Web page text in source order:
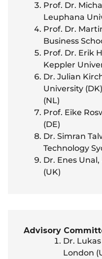
Prof. Dr.
Leuphana
Prof. Dr.
Business
Prof. Dr. Erik
Keppler
Dr. Julian
University
(NL)
Prof. Eike
(DE)
Dr. Simran
Technology
Dr. Enes
(UK)
Advisory
Dr.
London